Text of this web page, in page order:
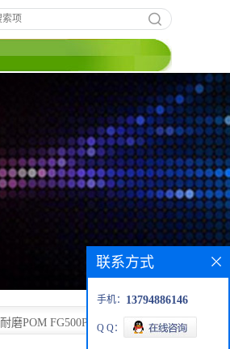
耐磨POM FG500P美国杜邦 抗蠕
联系方式
手机： 13794886146
Q Q：